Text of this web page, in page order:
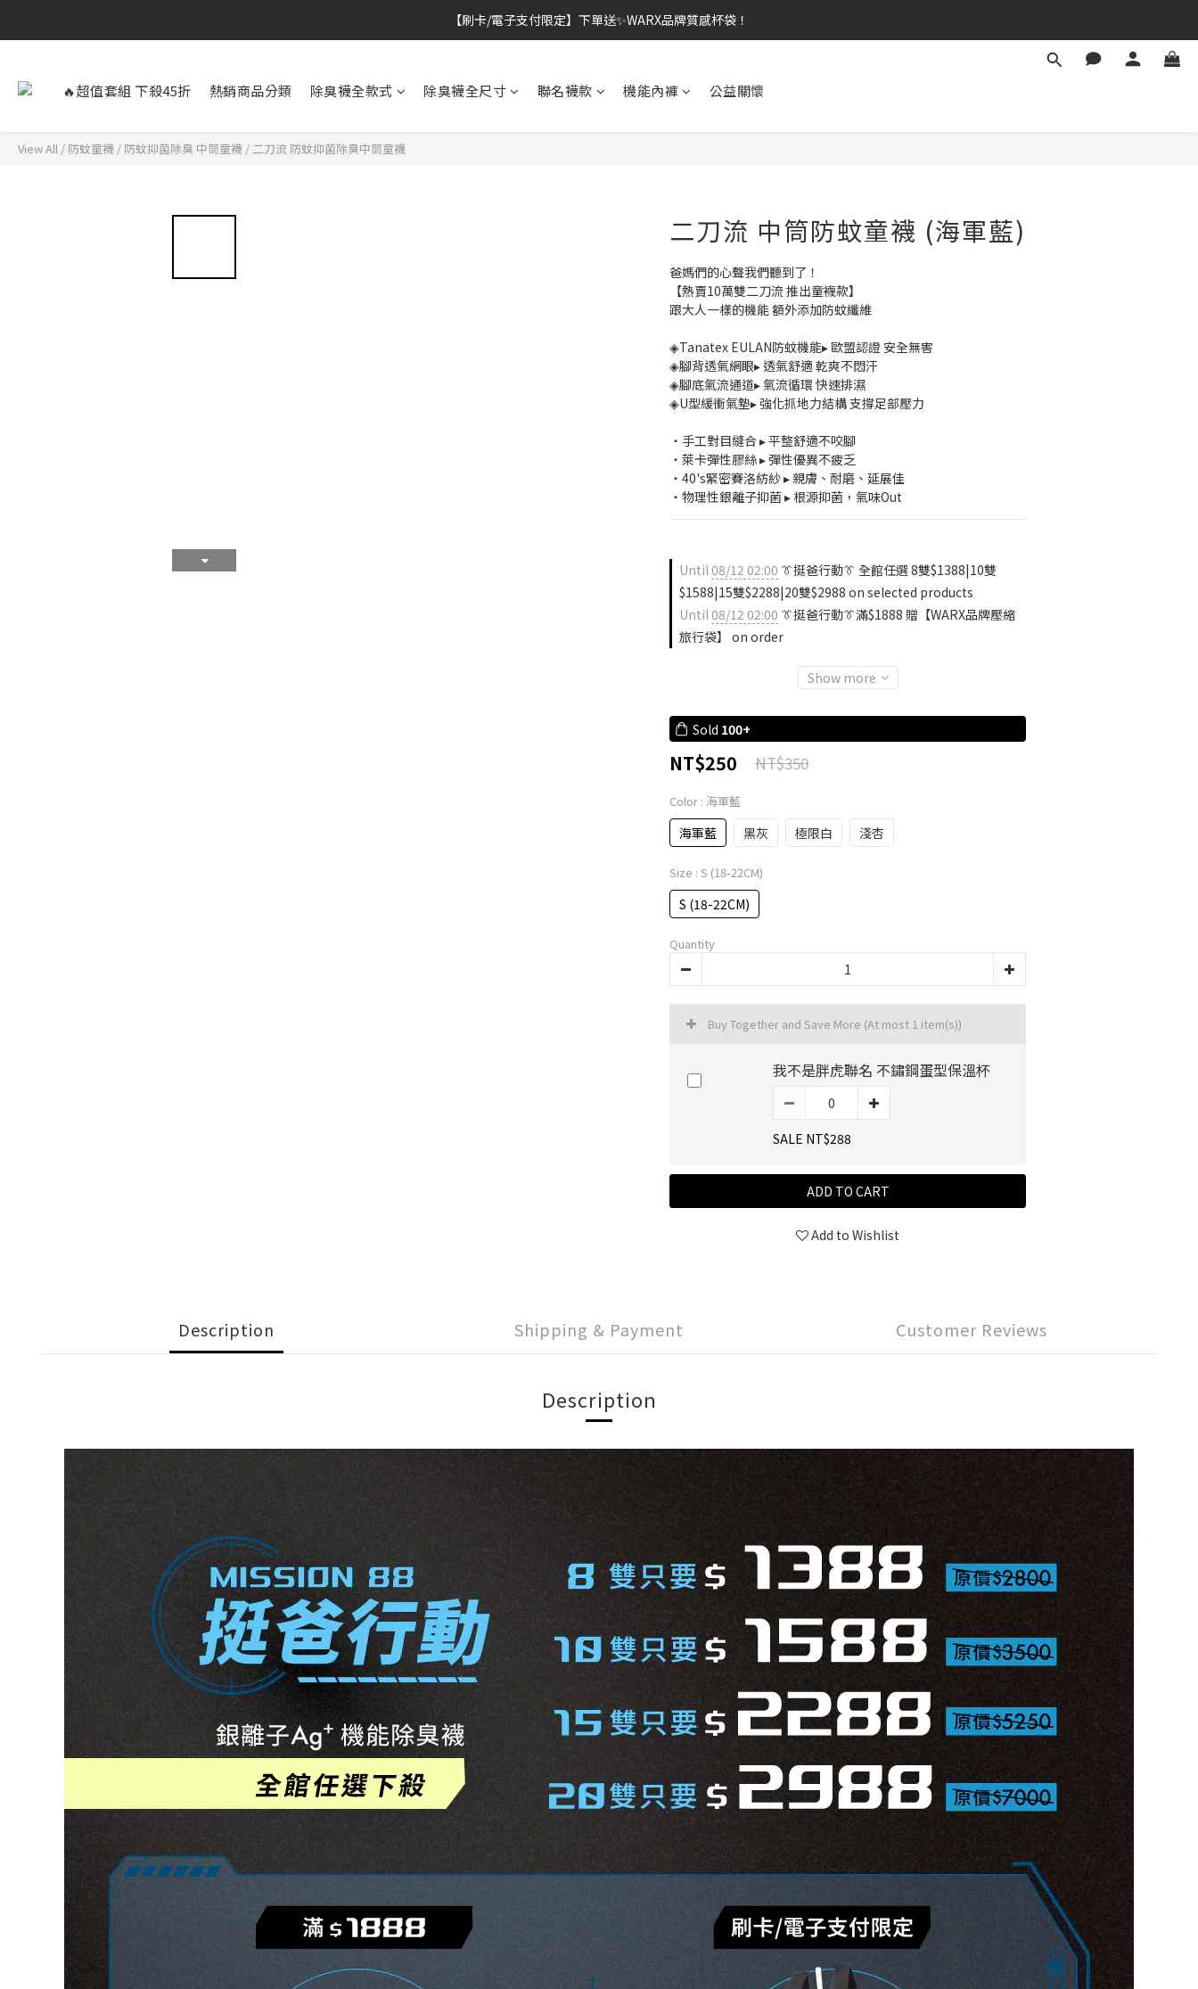
👔挺爸行動：全館襪款【最低$149起】✨立即下單！
👔挺爸行動：全館襪款【最低$149起】✨立即下單！
🔥超值套組 下殺45折 熱銷商品分類 除臭襪全款式 除臭襪全尺寸 聯名襪款 機能內褲 公益關懷
View All / 防蚊童襪 / 防蚊抑菌除臭 中筒童襪 / 二刀流 防蚊抑菌除臭中筒童襪
二刀流 中筒防蚊童襪 (海軍藍)
爸媽們的心聲我們聽到了！
【熱賣10萬雙二刀流 推出童襪款】
跟大人一樣的機能 額外添加防蚊纖維
◈Tanatex EULAN防蚊機能▸ 歐盟認證 安全無害
◈腳背透氣網眼▸ 透氣舒適 乾爽不悶汗
◈腳底氣流通道▸ 氣流循環 快速排濕
◈U型緩衝氣墊▸ 強化抓地力結構 支撐足部壓力
・手工對目縫合 ▸ 平整舒適不咬腳
・萊卡彈性膠絲 ▸ 彈性優異不疲乏
・40's緊密賽洛紡紗 ▸ 親膚、耐磨、延展佳
・物理性銀離子抑菌 ▸ 根源抑菌，氣味Out
Until08/12 02:00 👔挺爸行動👔 全館任選 8雙$1388|10雙
$1588|15雙$2288|20雙$2988 on selected products
Until08/12 02:00 👔挺爸行動👔滿$1888 贈【WARX品牌壓縮
旅行袋】 on order
Show more
Sold 100+
NT$250 NT$350
Color : 海軍藍
海軍藍 黑灰 極限白 淺杏
Size : S (18-22CM)
S (18-22CM)
Quantity
Buy Together and Save More (At most 1 item(s))
我不是胖虎聯名 不鏽鋼蛋型保溫杯
SALE NT$288
ADD TO CART
Add to Wishlist
Description Shipping & Payment Customer Reviews
Description